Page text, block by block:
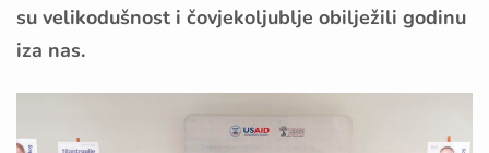
su velikodušnost i čovjekoljublje obilježili godinu
iza nas.